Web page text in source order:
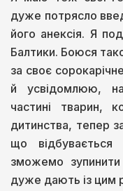
дуже потрясло
його анексія. Я
Балтики. Боюся
за своє
й усвідомлюю,
частині тварин,
дитинства, тепер
що
зможемо
дуже дають із цим